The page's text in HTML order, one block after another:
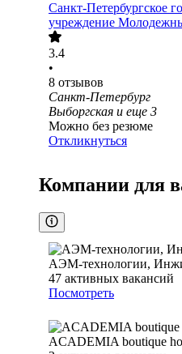
Санкт-Петербургское
учреждение
3.4
•
8 отзывов
Санкт-Петербург
Выборгская и еще 3
Можно без резюме
Откликнуться
Компании для
АЭМ-технологии,
47 активных вакансий
Посмотреть
ACADEMIA boutique